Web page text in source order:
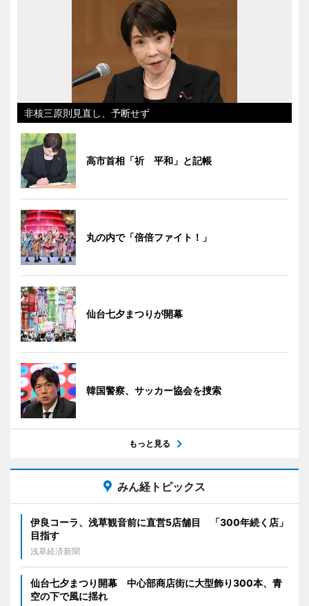
非核三原則見直し、予断せず
高市首相「祈 平和」と記帳
丸の内で「倍倍ファイト！」
仙台七夕まつりが開幕
韓国警察、サッカー協会を捜索
もっと見る
みん経トピックス
伊良コーラ、浅草観音前に直営5店舗目 「300年続く店」
目指す
浅草経済新聞
仙台七夕まつり開幕 中心部商店街に大型飾り300本、青
空の下で風に揺れ